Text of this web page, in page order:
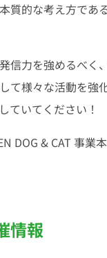
質的な考え方であ
信力を強めるべく
て様々な活動を強
ていてください！
DOG & CAT 事業
情報